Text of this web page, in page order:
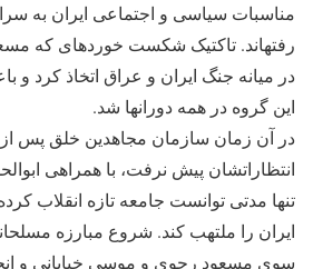
در میانه جنگ ایران و عراق اتخاذ کرد و
این گروه در همه دوران‎ها شد.
در آن زمان سازمان مجاهدین خلق پس از
تنها مدتی توانست جامعه تازه انقلاب
ایران را ملتهب کند. شروع مبارزه
سوی مسعود رجوی و موسی خیابانی و